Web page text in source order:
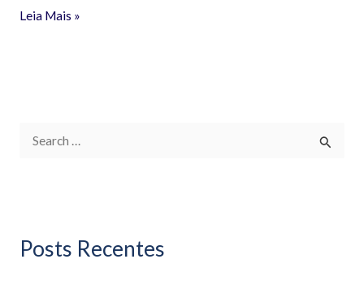
Leia Mais »
uPosts Recentes